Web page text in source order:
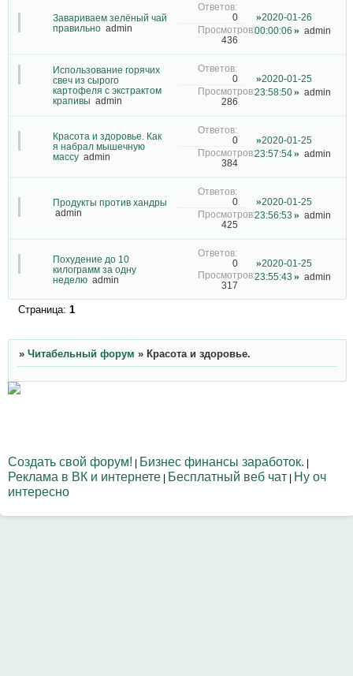
Завариваем зелёный чай
правильно admin
0
436
2020-01-26
00:00:06
admin
Использование горячих
свеч из сырого
картофеля с экстрактом
крапивы admin
0
286
2020-01-25
23:58:50
admin
Красота и здоровье. Как
я набрал мышечную
массу admin
0
384
2020-01-25
23:57:54
admin
Продукты против хандры
admin
0
425
2020-01-25
23:56:53
admin
Похудение до 10
килограмм за одну
неделю admin
0
317
2020-01-25
23:55:43
admin
Страница: 1
» Читабельный форум » Красота и здоровье.
Создать свой форум! | Бизнес финансы заработок. |
Реклама в ВК и интернете | Бесплатный веб чат | Ну оч
интересно